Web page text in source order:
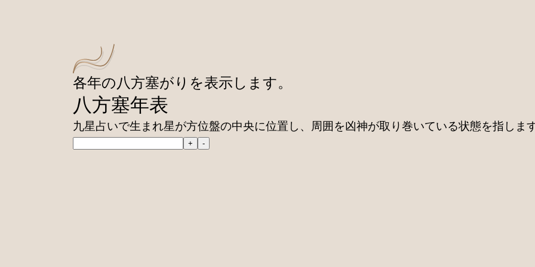
各年の八方塞がりを表示します。
八方塞年表
九星占いで生まれ星が方位盤の中央に位置し、周囲を凶神が取り巻いている状態を指しま
+ -